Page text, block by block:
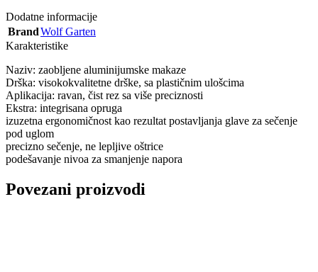
Dodatne informacije
BrandWolf Garten
Karakteristike
Naziv: zaobljene aluminijumske makaze
Drška: visokokvalitetne drške, sa plastičnim ulošcima
Aplikacija: ravan, čist rez sa više preciznosti
Ekstra: integrisana opruga
izuzetna ergonomičnost kao rezultat postavljanja glave za sečenje
pod uglom
precizno sečenje, ne lepljive oštrice
podešavanje nivoa za smanjenje napora
Povezani proizvodi